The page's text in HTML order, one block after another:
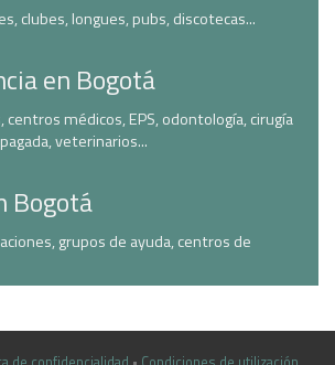
clubes, longues, pubs, discotecas...
en Bogotá
centros médicos, EPS, odontología, cirugía
veterinarios...
Bogotá
grupos de ayuda, centros de